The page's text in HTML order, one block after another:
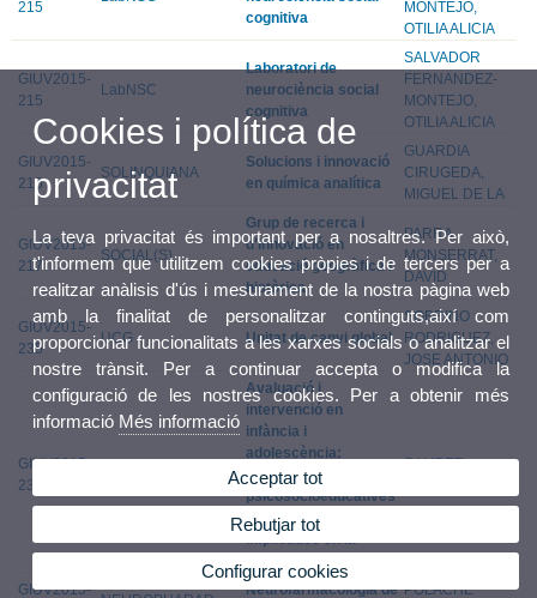
215
cognitiva
MONTEJO,
OTILIA ALICIA
GIUV2015-
215
LabNSC
Laboratori de
neurociència social
cognitiva
SALVADOR
FERNANDEZ-
MONTEJO,
OTILIA ALICIA
GIUV2015-
216
SOLINQUIANA
Solucions i innovació
en química analítica
GUARDIA
CIRUGEDA,
MIGUEL DE LA
GIUV2015-
217
SOCIAL(S)
Grup de recerca i
d'innovació en
educació geogràfica i
històrica
PARRA
MONSERRAT,
DAVID
GIUV2015-
235
UCG Unitat de canvi global
SOBRINO
RODRIGUEZ,
JOSE ANTONIO
GIUV2015-
236
Avaluació i
intervenció en
infància i
adolescència:
Variables
psicosocioeducatives
i emocionals
implicades en la
SAMPER
GIUV2015- Neurofarmacologia de POLACHE
Cookies i política de
privacitat
La teva privacitat és important per a nosaltres. Per això,
t'informem que utilitzem cookies pròpies i de tercers per a
realitzar anàlisis d'ús i mesurament de la nostra pàgina web
amb la finalitat de personalitzar continguts,així com
proporcionar funcionalitats a les xarxes socials o analitzar el
nostre trànsit. Per a continuar accepta o modifica la
configuració de les nostres cookies. Per a obtenir més
informació Més informació
Acceptar tot
Rebutjar tot
Configurar cookies